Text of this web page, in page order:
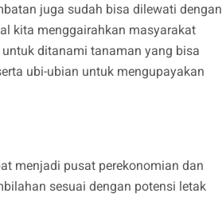
juga sudah bisa dilewati dengan
kita menggairahkan masyarakat
ditanami tanaman yang bisa
ubi-ubian untuk mengupayakan
menjadi pusat perekonomian dan
sesuai dengan potensi letak